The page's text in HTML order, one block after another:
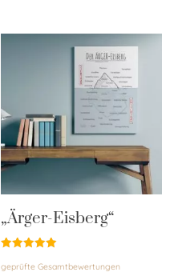
„Ärger-Eisberg“
mit
geprüfte Gesamtbewertungen